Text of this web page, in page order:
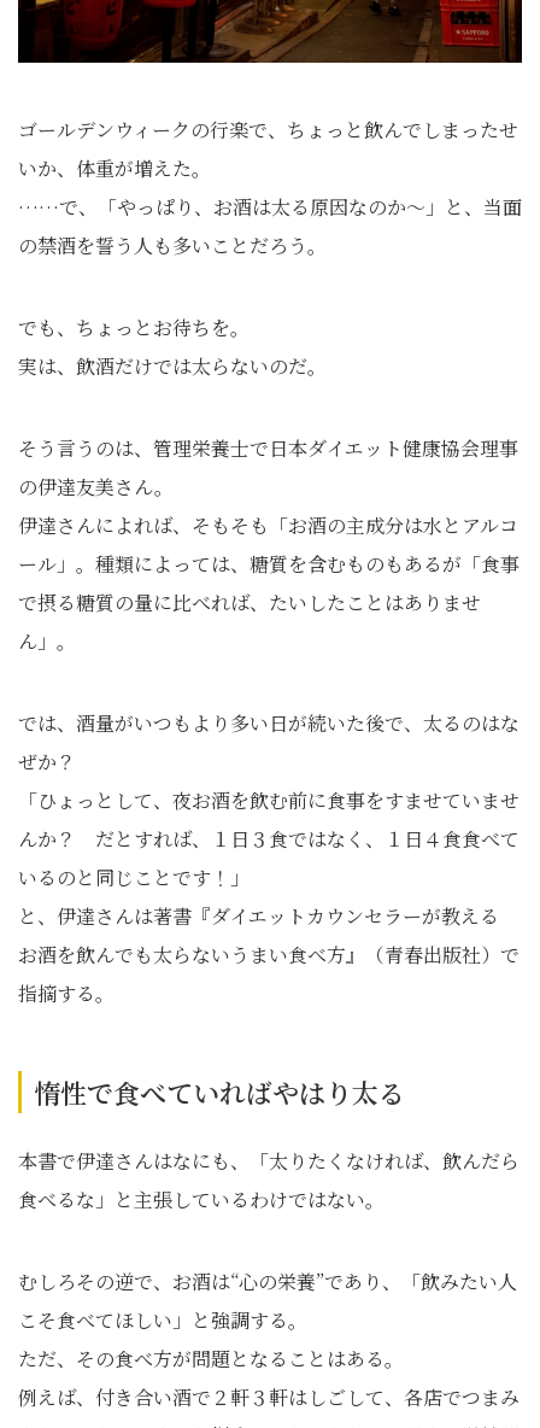
ゴールデンウィークの行楽で、ちょっと飲んでしまったせ
いか、体重が増えた。
……で、「やっぱり、お酒は太る原因なのか～」と、当面
の禁酒を誓う人も多いことだろう。
でも、ちょっとお待ちを。
実は、飲酒だけでは太らないのだ。
そう言うのは、管理栄養士で日本ダイエット健康協会理事
の伊達友美さん。
伊達さんによれば、そもそも「お酒の主成分は水とアルコ
ール」。種類によっては、糖質を含むものもあるが「食事
で摂る糖質の量に比べれば、たいしたことはありませ
ん」。
では、酒量がいつもより多い日が続いた後で、太るのはな
ぜか？
「ひょっとして、夜お酒を飲む前に食事をすませていませ
んか？ だとすれば、１日３食ではなく、１日４食食べて
いるのと同じことです！」
と、伊達さんは著書『ダイエットカウンセラーが教える
お酒を飲んでも太らないうまい食べ方』（青春出版社）で
指摘する。
惰性で食べていればやはり太る
本書で伊達さんはなにも、「太りたくなければ、飲んだら
食べるな」と主張しているわけではない。
むしろその逆で、お酒は“心の栄養”であり、「飲みたい人
こそ食べてほしい」と強調する。
ただ、その食べ方が問題となることはある。
例えば、付き合い酒で２軒３軒はしごして、各店でつまみ